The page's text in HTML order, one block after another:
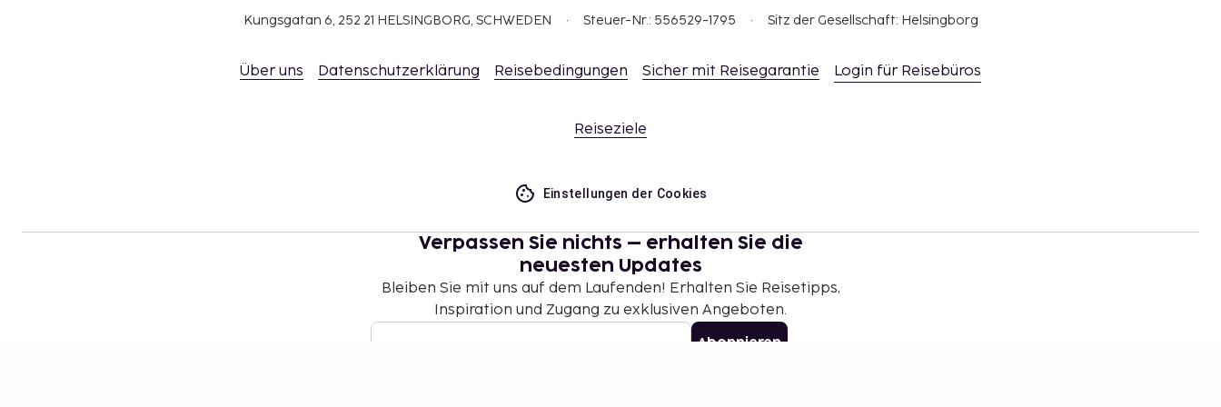
Kungsgatan 6, 252 21 HELSINGBORG, SCHWEDEN Steuer-Nr.: 556529-1795 Sitz der Gesellschaft: Helsingborg
Über uns Datenschutzerklärung Reisebedingungen Sicher mit Reisegarantie Login für Reisebüros
Reiseziele
Einstellungen der Cookies
Verpassen Sie nichts – erhalten Sie die
neuesten Updates
Bleiben Sie mit uns auf dem Laufenden! Erhalten Sie Reisetipps,
Inspiration und Zugang zu exklusiven Angeboten.
Abonnieren